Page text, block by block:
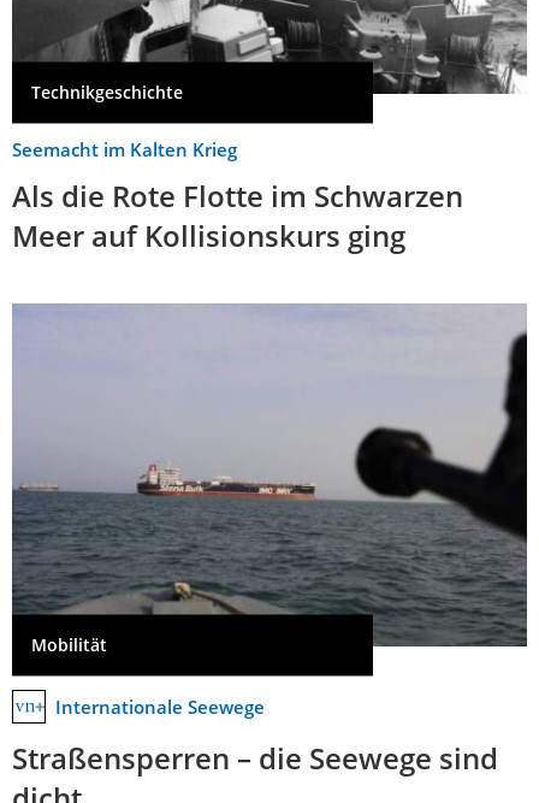
Technikgeschichte
Seemacht im Kalten Krieg
Als die Rote Flotte im Schwarzen
Meer auf Kollisionskurs ging
Mobilität
Internationale Seewege
Straßensperren – die Seewege sind